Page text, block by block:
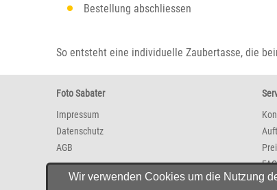
Bestellung abschliessen
So entsteht eine individuelle Zaubertasse, die
Foto Sabater
Impressum
Datenschutz
AGB
FAQ
Wir verwenden Cookies um die Nutzung